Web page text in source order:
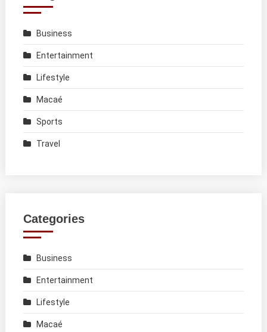
Business
Entertainment
Lifestyle
Macaé
Sports
Travel
Categories
Business
Entertainment
Lifestyle
Macaé